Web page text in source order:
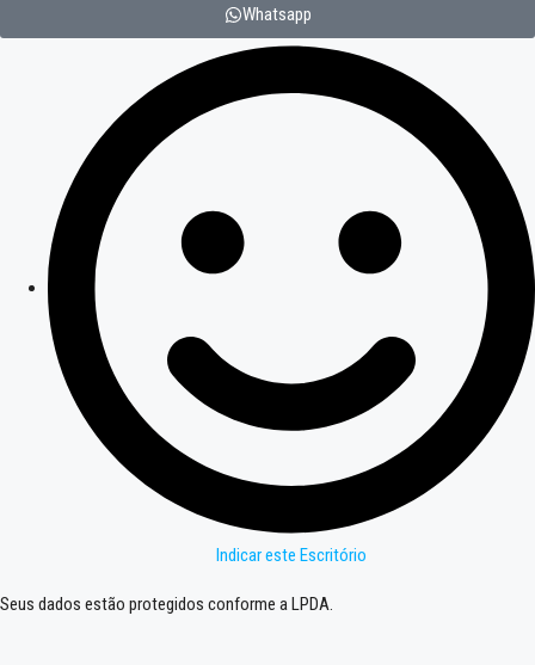
Whatsapp
Indicar este Escritório
Seus dados estão protegidos conforme a LPDA.